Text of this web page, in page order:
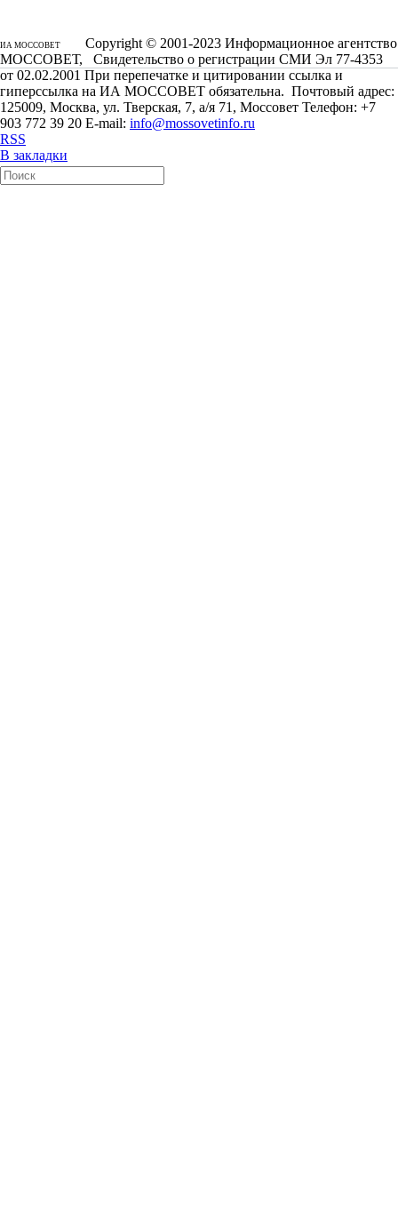
ИА МОССОВЕТ
Copyright © 2001-2023 Информационное агентство
МОССОВЕТ, Свидетельство о регистрации СМИ Эл 77-4353
от 02.02.2001 При перепечатке и цитировании ссылка и
гиперссылка на ИА МОССОВЕТ обязательна. Почтовый адрес:
125009, Москва, ул. Тверская, 7, а/я 71, Моссовет Телефон: +7
903 772 39 20 E-mail: info@mossovetinfo.ru
RSS
В закладки